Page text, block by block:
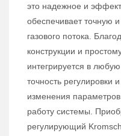
это надежное и
обеспечивает точную
газового потока.
конструкции и
интегрируется в
точность регулировки
изменения
работу системы.
регулирующий